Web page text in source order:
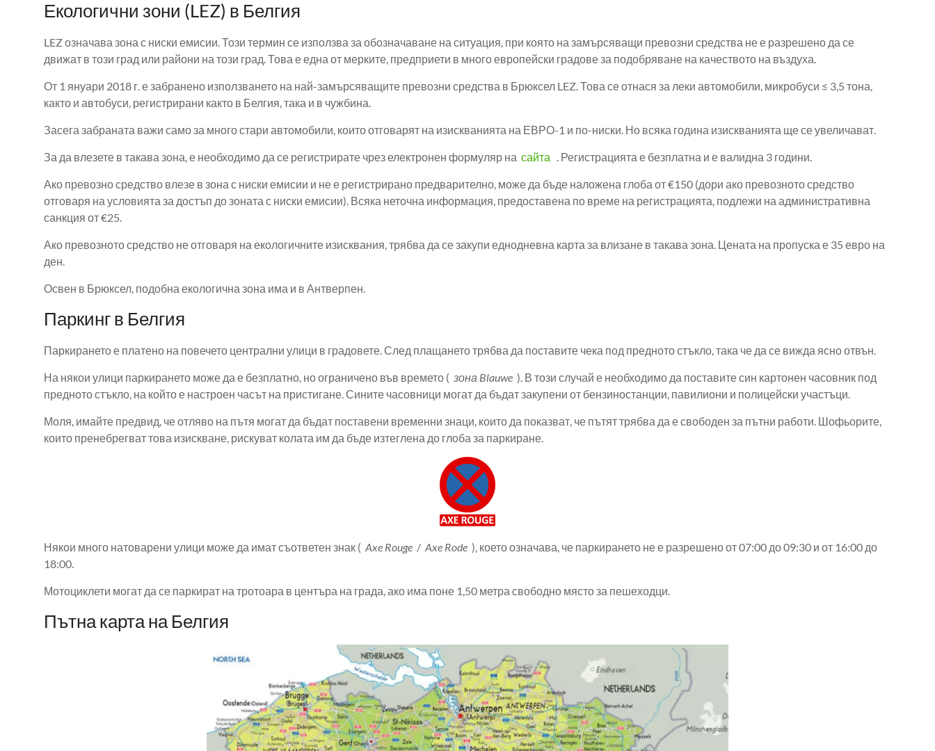
Екологични зони (LEZ) в Белгия
LEZ означава зона с ниски емисии. Този термин се използва за обозначаване на ситуация, при която на замърсяващи превозни средства не е разрешено да се
движат в този град или райони на този град. Това е една от мерките, предприети в много европейски градове за подобряване на качеството на въздуха.
От 1 януари 2018 г. е забранено използването на най-замърсяващите превозни средства в Брюксел LEZ. Това се отнася за леки автомобили, микробуси ≤ 3,5 тона,
както и автобуси, регистрирани както в Белгия, така и в чужбина.
Засега забраната важи само за много стари автомобили, които отговарят на изискванията на ЕВРО-1 и по-ниски. Но всяка година изискванията ще се увеличават.
За да влезете в такава зона, е необходимо да се регистрирате чрез електронен формуляр на сайта . Регистрацията е безплатна и е валидна 3 години.
Ако превозно средство влезе в зона с ниски емисии и не е регистрирано предварително, може да бъде наложена глоба от €150 (дори ако превозното средство
отговаря на условията за достъп до зоната с ниски емисии). Всяка неточна информация, предоставена по време на регистрацията, подлежи на административна
санкция от €25.
Ако превозното средство не отговаря на екологичните изисквания, трябва да се закупи еднодневна карта за влизане в такава зона. Цената на пропуска е 35 евро на
ден.
Освен в Брюксел, подобна екологична зона има и в Антверпен.
Паркинг в Белгия
Паркирането е платено на повечето централни улици в градовете. След плащането трябва да поставите чека под предното стъкло, така че да се вижда ясно отвън.
На някои улици паркирането може да е безплатно, но ограничено във времето ( зона Blauwe ). В този случай е необходимо да поставите син картонен часовник под
предното стъкло, на който е настроен часът на пристигане. Сините часовници могат да бъдат закупени от бензиностанции, павилиони и полицейски участъци.
Моля, имайте предвид, че отляво на пътя могат да бъдат поставени временни знаци, които да показват, че пътят трябва да е свободен за пътни работи. Шофьорите,
които пренебрегват това изискване, рискуват колата им да бъде изтеглена до глоба за паркиране.
Някои много натоварени улици може да имат съответен знак ( Axe Rouge / Axe Rode ), което означава, че паркирането не е разрешено от 07:00 до 09:30 и от 16:00 до
18:00.
Мотоциклети могат да се паркират на тротоара в центъра на града, ако има поне 1,50 метра свободно място за пешеходци.
Пътна карта на Белгия